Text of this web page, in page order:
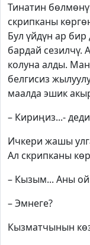
Тинатин
скрипканы
Бул үйдүн ар
бардай сезилчү.
колуна алды.
белгисиз
маалда эшик
– Кириңиз...-
Ичкери жашы
Ал скрипканы
– Кызым... Аны
– Эмнеге?
Кызматчынын